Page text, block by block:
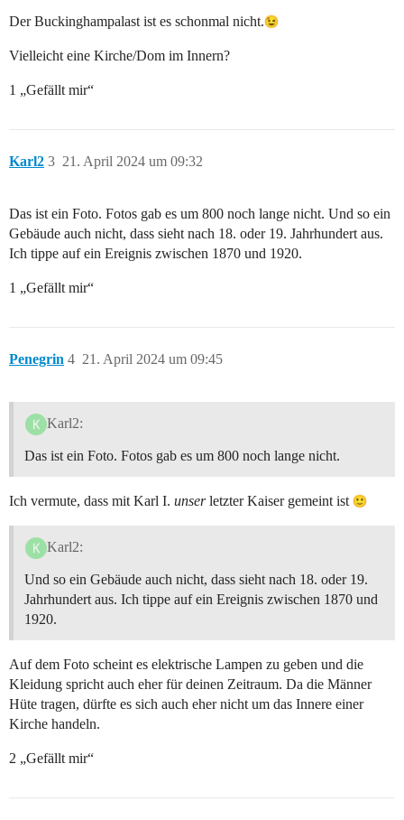
Der Buckinghampalast ist es schonmal nicht.
Vielleicht eine Kirche/Dom im Innern?
1 „Gefällt mir“
Karl2 21. April 2024 um 09:32
3
Das ist ein Foto. Fotos gab es um 800 noch lange nicht. Und so ein
Gebäude auch nicht, dass sieht nach 18. oder 19. Jahrhundert aus.
Ich tippe auf ein Ereignis zwischen 1870 und 1920.
1 „Gefällt mir“
Penegrin 21. April 2024 um 09:45
4
Karl2:
Das ist ein Foto. Fotos gab es um 800 noch lange nicht.
Ich vermute, dass mit Karl I. unserletzter Kaiser gemeint ist
Karl2:
Und so ein Gebäude auch nicht, dass sieht nach 18. oder 19.
Jahrhundert aus. Ich tippe auf ein Ereignis zwischen 1870 und
1920.
Auf dem Foto scheint es elektrische Lampen zu geben und die
Kleidung spricht auch eher für deinen Zeitraum. Da die Männer
Hüte tragen, dürfte es sich auch eher nicht um das Innere einer
Kirche handeln.
2 „Gefällt mir“